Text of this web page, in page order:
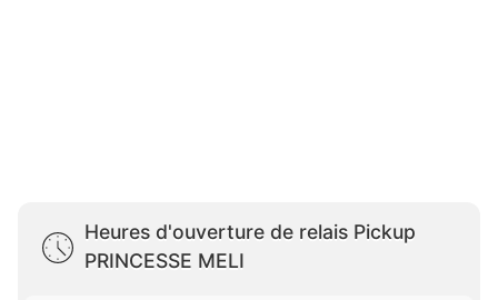
Heures d'ouverture de relais Pickup
PRINCESSE MELI